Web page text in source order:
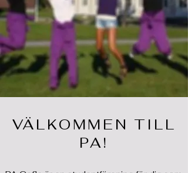
VÄLKOMMEN TILL
PA!